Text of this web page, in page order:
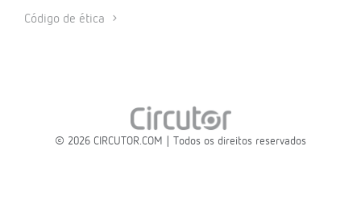
Código de ética
© 2026 CIRCUTOR.COM | Todos os direitos reservados